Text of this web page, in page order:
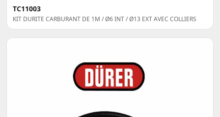
TC11003
KIT DURITE CARBURANT DE 1M / Ø6 INT / Ø13 EXT AVEC COLLIERS